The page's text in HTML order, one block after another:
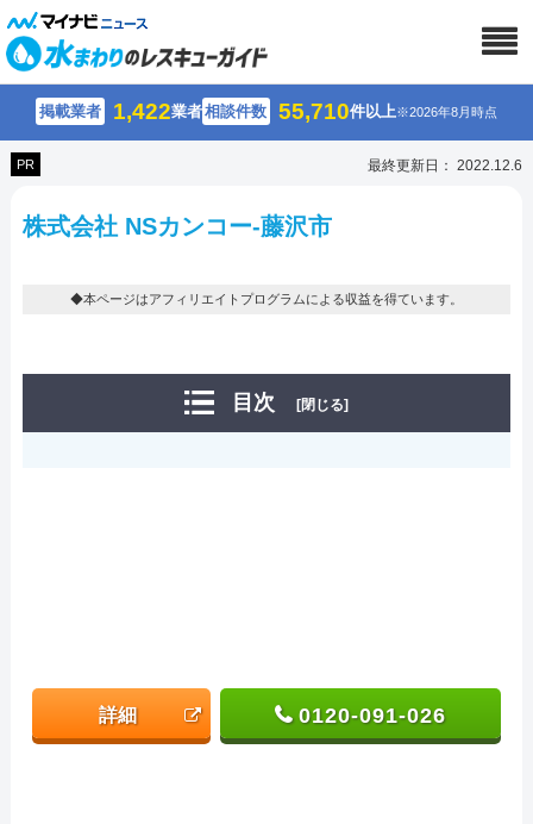
掲載業者 1,422業者相談件数 55,710件以上※2026年8月時点
PR 最終更新日： 2022.12.6
株式会社 NSカンコー-藤沢市
◆本ページはアフィリエイトプログラムによる収益を得ています。
目次 [閉じる]
詳細 0120-091-026